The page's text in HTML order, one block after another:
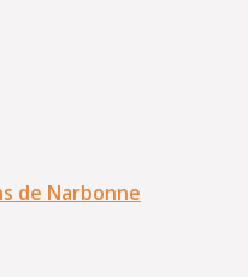
de Narbonne